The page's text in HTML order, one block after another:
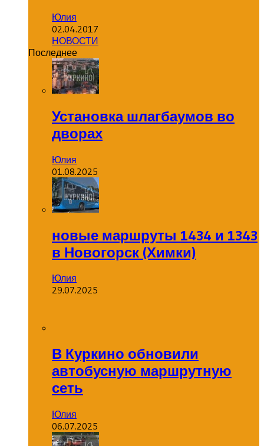
Юлия
02.04.2017
НОВОСТИ
Последнее
Установка шлагбаумов во
дворах
Юлия
01.08.2025
новые маршруты 1434 и 1343
в Новогорск (Химки)
Юлия
29.07.2025
В Куркино обновили
автобусную маршрутную
сеть
Юлия
06.07.2025